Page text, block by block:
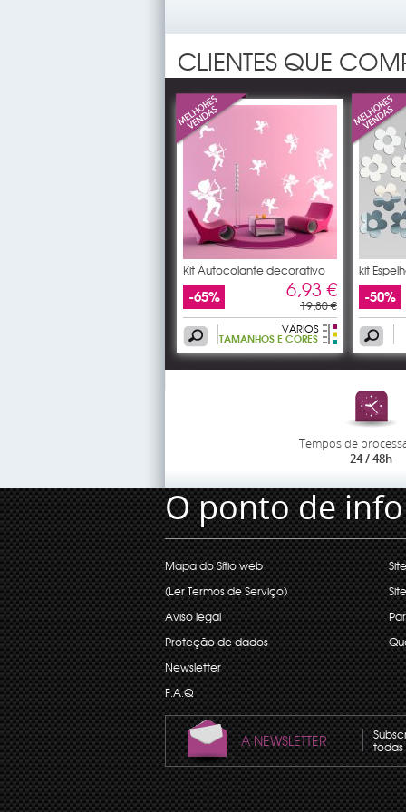
CLIENTES QUE
Kit Autocolante decorativo
10
-65% 6,93 €
19,80 €
VÁRIOS
TAMANHOS E CORES
kit
-50%
Tempos de
24 / 48h
O ponto de
Mapa do Sítio web
(Ler Termos de Serviço)
Aviso legal
Proteção de dados
Newsletter
F.A.Q
A NEWSLETTER todas